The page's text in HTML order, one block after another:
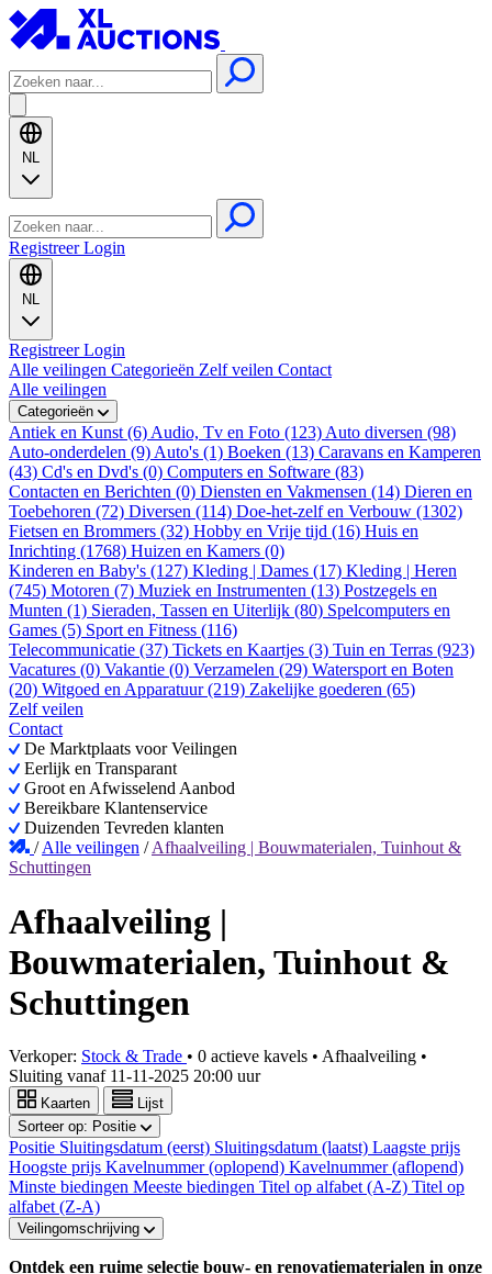
NL
RegistreerLogin
NL
RegistreerLogin
Alle veilingen Categorieën Zelf veilen Contact
Alle veilingen
Categorieën
Antiek en Kunst (6) Audio, Tv en Foto (123) Auto diversen (98)
Auto-onderdelen (9) Auto's (1) Boeken (13) Caravans en Kamperen
(43) Cd's en Dvd's (0) Computers en Software (83)
Contacten en Berichten (0) Diensten en Vakmensen (14) Dieren en
Toebehoren (72) Diversen (114) Doe-het-zelf en Verbouw (1302)
Fietsen en Brommers (32) Hobby en Vrije tijd (16) Huis en
Inrichting (1768) Huizen en Kamers (0)
Kinderen en Baby's (127) Kleding | Dames (17) Kleding | Heren
(745) Motoren (7) Muziek en Instrumenten (13) Postzegels en
Munten (1) Sieraden, Tassen en Uiterlijk (80) Spelcomputers en
Games (5) Sport en Fitness (116)
Telecommunicatie (37) Tickets en Kaartjes (3) Tuin en Terras (923)
Vacatures (0) Vakantie (0) Verzamelen (29) Watersport en Boten
(20) Witgoed en Apparatuur (219) Zakelijke goederen (65)
Zelf veilen
Contact
De Marktplaats voor Veilingen
Eerlijk en Transparant
Groot en Afwisselend Aanbod
Bereikbare Klantenservice
Duizenden Tevreden klanten
/Alle veilingen /Afhaalveiling | Bouwmaterialen, Tuinhout &
Schuttingen
Afhaalveiling |
Bouwmaterialen, Tuinhout &
Schuttingen
Verkoper: Stock & Trade • 0 actieve kavels • Afhaalveiling •
Sluiting vanaf 11-11-2025 20:00 uur
Kaarten
Lijst
Sorteer op: Positie
Positie Sluitingsdatum (eerst) Sluitingsdatum (laatst) Laagste prijs
Hoogste prijs Kavelnummer (oplopend) Kavelnummer (aflopend)
Minste biedingen Meeste biedingen Titel op alfabet (A-Z) Titel op
alfabet (Z-A)
Veilingomschrijving
Ontdek een ruime selectie bouw- en renovatiematerialen in onze